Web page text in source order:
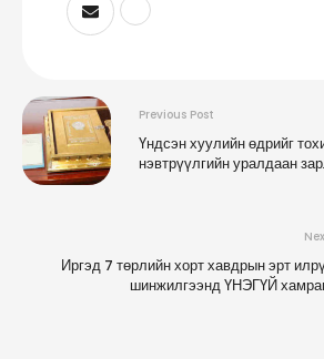
Previous Post
Үндсэн хуулийн өдрийг
нэвтрүүлгийн уралдаан
Иргэд 7 төрлийн хорт хавдрын эрт
шинжилгээнд ҮНЭГҮЙ